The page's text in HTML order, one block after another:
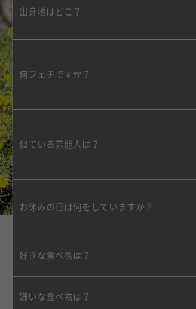
出身地はどこ？
何フェチですか？
似ている芸能人は？
お休みの日は何をしていますか？
好きな食べ物は？
嫌いな食べ物は？